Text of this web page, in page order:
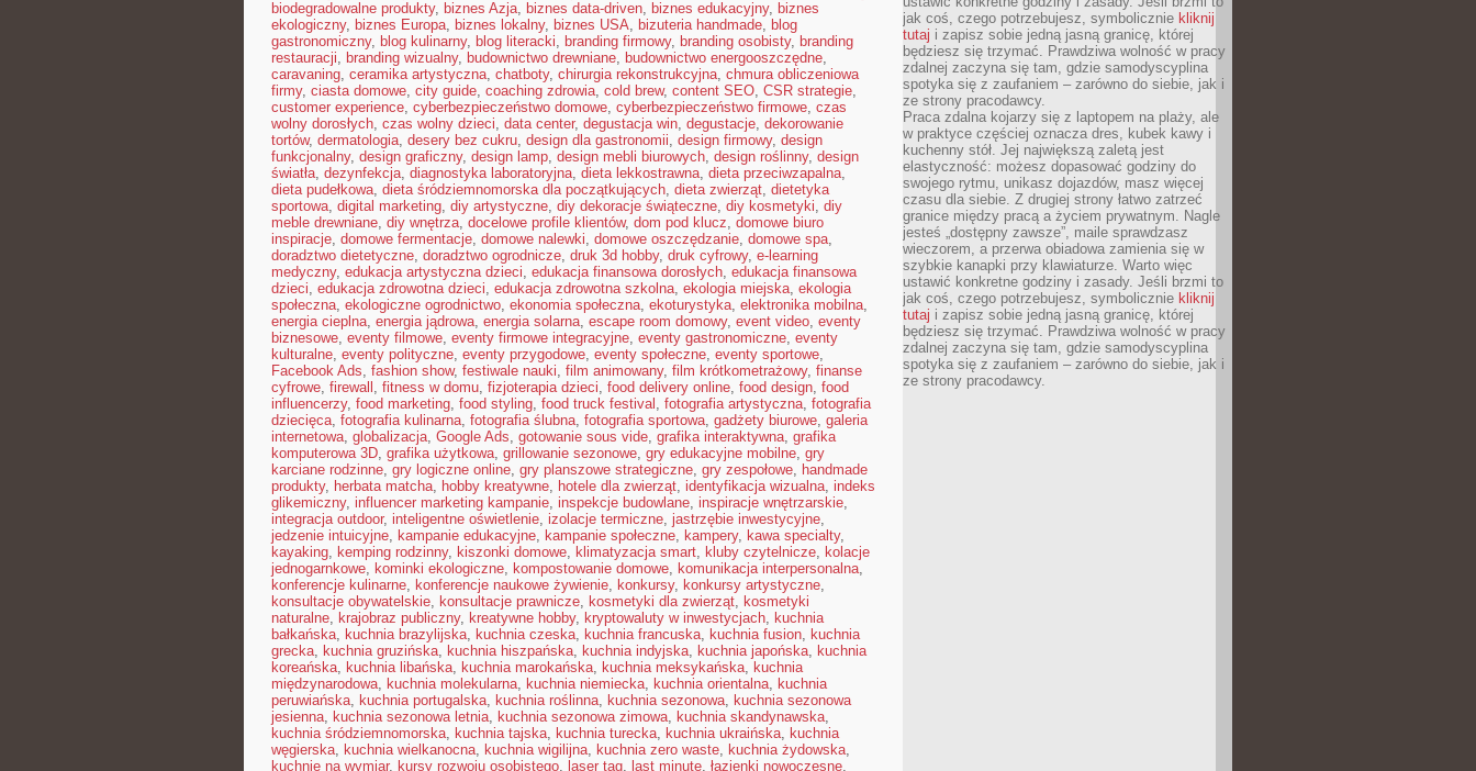
biodegradowalne produkty, biznes Azja, biznes data-driven, biznes edukacyjny, biznes
ekologiczny, biznes Europa, biznes lokalny, biznes USA, bizuteria handmade, blog
gastronomiczny, blog kulinarny, blog literacki, branding firmowy, branding osobisty, branding
restauracji, branding wizualny, budownictwo drewniane, budownictwo energooszczędne,
caravaning, ceramika artystyczna, chatboty, chirurgia rekonstrukcyjna, chmura obliczeniowa
firmy, ciasta domowe, city guide, coaching zdrowia, cold brew, content SEO, CSR strategie,
customer experience, cyberbezpieczeństwo domowe, cyberbezpieczeństwo firmowe, czas
wolny dorosłych, czas wolny dzieci, data center, degustacja win, degustacje, dekorowanie
tortów, dermatologia, desery bez cukru, design dla gastronomii, design firmowy, design
funkcjonalny, design graficzny, design lamp, design mebli biurowych, design roślinny, design
światła, dezynfekcja, diagnostyka laboratoryjna, dieta lekkostrawna, dieta przeciwzapalna,
dieta pudełkowa, dieta śródziemnomorska dla początkujących, dieta zwierząt, dietetyka
sportowa, digital marketing, diy artystyczne, diy dekoracje świąteczne, diy kosmetyki, diy
meble drewniane, diy wnętrza, docelowe profile klientów, dom pod klucz, domowe biuro
inspiracje, domowe fermentacje, domowe nalewki, domowe oszczędzanie, domowe spa,
doradztwo dietetyczne, doradztwo ogrodnicze, druk 3d hobby, druk cyfrowy, e-learning
medyczny, edukacja artystyczna dzieci, edukacja finansowa dorosłych, edukacja finansowa
dzieci, edukacja zdrowotna dzieci, edukacja zdrowotna szkolna, ekologia miejska, ekologia
społeczna, ekologiczne ogrodnictwo, ekonomia społeczna, ekoturystyka, elektronika mobilna,
energia cieplna, energia jądrowa, energia solarna, escape room domowy, event video, eventy
biznesowe, eventy filmowe, eventy firmowe integracyjne, eventy gastronomiczne, eventy
kulturalne, eventy polityczne, eventy przygodowe, eventy społeczne, eventy sportowe,
Facebook Ads, fashion show, festiwale nauki, film animowany, film krótkometrażowy, finanse
cyfrowe, firewall , fitness w domu, fizjoterapia dzieci, food delivery online, food design, food
influencerzy, food marketing, food styling, food truck festival , fotografia artystyczna, fotografia
dziecięca, fotografia kulinarna, fotografia ślubna, fotografia sportowa, gadżety biurowe, galeria
internetowa, globalizacja, Google Ads, gotowanie sous vide, grafika interaktywna, grafika
komputerowa 3D, grafika użytkowa, grillowanie sezonowe, gry edukacyjne mobilne, gry
karciane rodzinne, gry logiczne online, gry planszowe strategiczne, gry zespołowe, handmade
produkty, herbata matcha, hobby kreatywne, hotele dla zwierząt, identyfikacja wizualna, indeks
glikemiczny, influencer marketing kampanie, inspekcje budowlane, inspiracje wnętrzarskie,
integracja outdoor, inteligentne oświetlenie, izolacje termiczne, jastrzębie inwestycyjne,
jedzenie intuicyjne, kampanie edukacyjne, kampanie społeczne, kampery, kawa specialty,
kayaking, kemping rodzinny, kiszonki domowe, klimatyzacja smart, kluby czytelnicze, kolacje
jednogarnkowe, kominki ekologiczne, kompostowanie domowe, komunikacja interpersonalna,
konferencje kulinarne, konferencje naukowe żywienie, konkursy, konkursy artystyczne,
konsultacje obywatelskie, konsultacje prawnicze, kosmetyki dla zwierząt, kosmetyki
naturalne, krajobraz publiczny, kreatywne hobby, kryptowaluty w inwestycjach, kuchnia
bałkańska, kuchnia brazylijska, kuchnia czeska, kuchnia francuska, kuchnia fusion, kuchnia
grecka, kuchnia gruzińska, kuchnia hiszpańska, kuchnia indyjska, kuchnia japońska, kuchnia
koreańska, kuchnia libańska, kuchnia marokańska, kuchnia meksykańska, kuchnia
międzynarodowa, kuchnia molekularna, kuchnia niemiecka, kuchnia orientalna, kuchnia
peruwiańska, kuchnia portugalska, kuchnia roślinna, kuchnia sezonowa, kuchnia sezonowa
jesienna, kuchnia sezonowa letnia, kuchnia sezonowa zimowa, kuchnia skandynawska,
kuchnia śródziemnomorska, kuchnia tajska, kuchnia turecka, kuchnia ukraińska, kuchnia
węgierska, kuchnia wielkanocna, kuchnia wigilijna, kuchnia zero waste, kuchnia żydowska,
kuchnie na wymiar, kursy rozwoju osobistego, laser tag, last minute, łazienki nowoczesne,
jak coś, czego potrzebujesz, symbolicznie kliknij
tutaj i zapisz sobie jedną jasną granicę, której
będziesz się trzymać. Prawdziwa wolność w pracy
zdalnej zaczyna się tam, gdzie samodyscyplina
spotyka się z zaufaniem – zarówno do siebie, jak i
ze strony pracodawcy.
Praca zdalna kojarzy się z laptopem na plaży, ale
w praktyce częściej oznacza dres, kubek kawy i
kuchenny stół. Jej największą zaletą jest
elastyczność: możesz dopasować godziny do
swojego rytmu, unikasz dojazdów, masz więcej
czasu dla siebie. Z drugiej strony łatwo zatrzeć
granice między pracą a życiem prywatnym. Nagle
jesteś „dostępny zawsze”, maile sprawdzasz
wieczorem, a przerwa obiadowa zamienia się w
szybkie kanapki przy klawiaturze. Warto więc
ustawić konkretne godziny i zasady. Jeśli brzmi to
jak coś, czego potrzebujesz, symbolicznie kliknij
tutaj i zapisz sobie jedną jasną granicę, której
będziesz się trzymać. Prawdziwa wolność w pracy
zdalnej zaczyna się tam, gdzie samodyscyplina
spotyka się z zaufaniem – zarówno do siebie, jak i
ze strony pracodawcy.